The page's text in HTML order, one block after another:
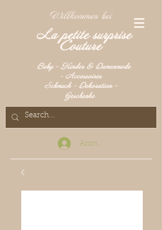
Willkommen bei
La petite surprise
Couture
Baby - Kinder & Damenmode
- Accessoires
Schmuck - Dekoration -
Geschenke
Anmelden